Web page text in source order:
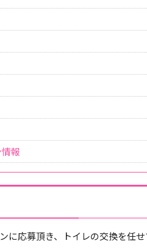
報
に応募頂き、トイレの交換を任